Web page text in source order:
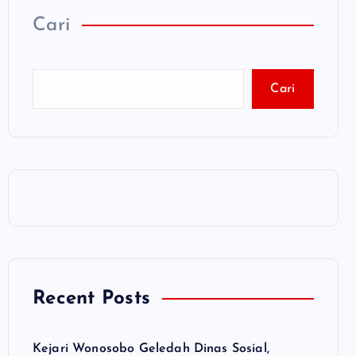
Cari
Cari
Recent Posts
Kejari Wonosobo Geledah Dinas Sosial,